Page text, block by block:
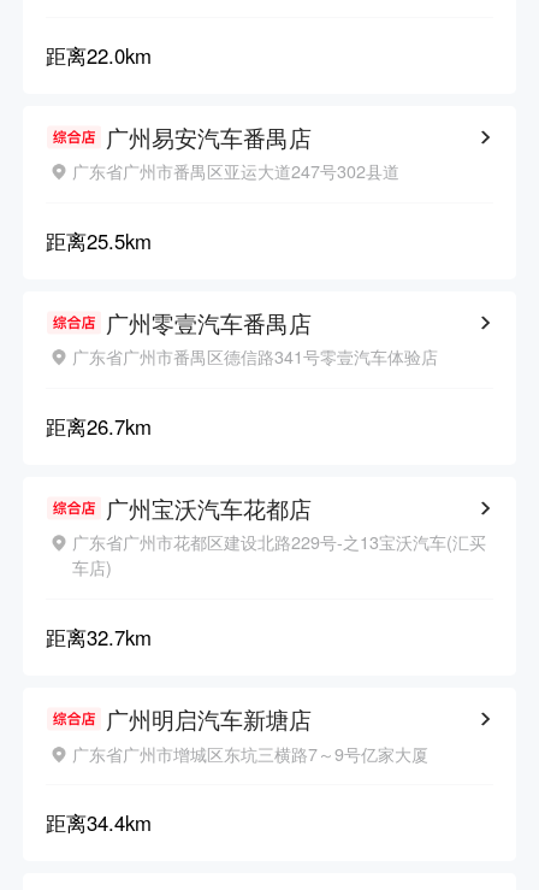
距离22.0km
广州易安汽车番禺店
广东省广州市番禺区亚运大道247号302县道
距离25.5km
广州零壹汽车番禺店
广东省广州市番禺区德信路341号零壹汽车体验店
距离26.7km
广州宝沃汽车花都店
广东省广州市花都区建设北路229号-之13宝沃汽车(汇买
车店)
距离32.7km
广州明启汽车新塘店
广东省广州市增城区东坑三横路7～9号亿家大厦
距离34.4km